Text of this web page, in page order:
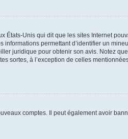
États-Unis qui dit que les sites Internet
permettant d’identifier un
juridique pour obtenir son avis. Notez
sortes, à l’exception de celles
comptes. Il peut également avoir